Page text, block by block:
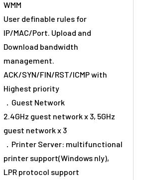
WMM
User definable rules for
IP/MAC/Port. Upload and
Download bandwidth
management.
ACK/SYN/FIN/RST/ICMP with
Highest priority
．Guest Network
2.4GHz guest network x 3, 5GHz
guest network x 3
．Printer Server: multifunctional
printer support(Windows nly),
LPR protocol support